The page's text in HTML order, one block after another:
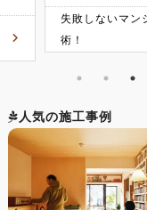
失敗しないマン
術！
人気の施工事例